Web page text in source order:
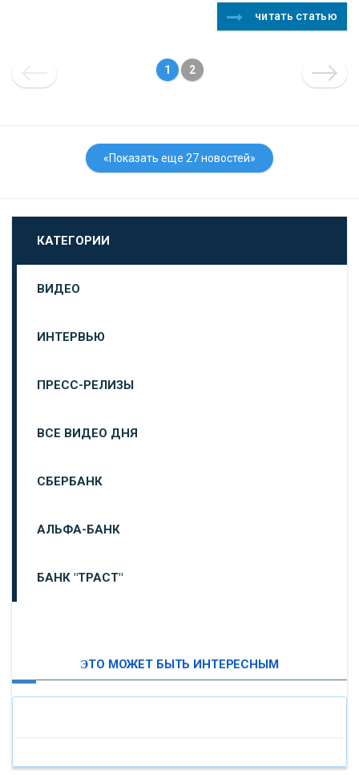
читать статью
1 2
«Показать еще 27 новостей»
КАТЕГОРИИ
ВИДЕО
ИНТЕРВЬЮ
ПРЕСС-РЕЛИЗЫ
ВСЕ ВИДЕО ДНЯ
СБЕРБАНК
АЛЬФА-БАНК
БАНК "ТРАСТ"
«БАНК САНКТ-ПЕТЕРБУРГ»
ЭТО МОЖЕТ БЫТЬ ИНТЕРЕСНЫМ